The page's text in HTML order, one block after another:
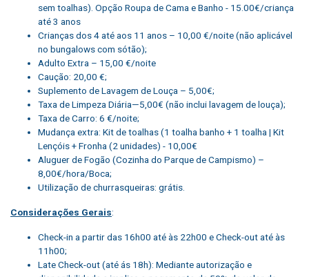
sem toalhas). Opção Roupa de Cama e Banho - 15.00€/criança
até 3 anos
Crianças dos 4 até aos 11 anos – 10,00 €/noite (não aplicável
no bungalows com sótão);
Adulto Extra – 15,00 €/noite
Caução: 20,00 €;
Suplemento de Lavagem de Louça – 5,00€;
Taxa de Limpeza Diária—5,00€ (não inclui lavagem de louça);
Taxa de Carro: 6 €/noite;
Mudança extra: Kit de toalhas (1 toalha banho + 1 toalha | Kit
Lençóis + Fronha (2 unidades) - 10,00€
Aluguer de Fogão (Cozinha do Parque de Campismo) –
8,00€/hora/Boca;
Utilização de churrasqueiras: grátis.
Considerações Gerais:
Check-in a partir das 16h00 até às 22h00 e Check-out até às
11h00;
Late Check-out (até ás 18h): Mediante autorização e